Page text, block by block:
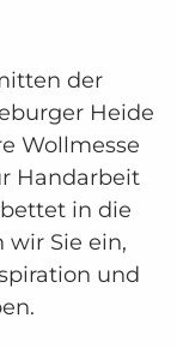
der
Heide
Wollmesse
Handarbeit
in die
wir Sie ein,
und